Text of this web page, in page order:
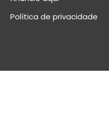
Política de privacidade